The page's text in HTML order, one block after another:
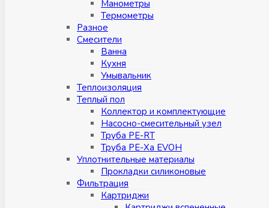
Манометры
Термометры
Разное
Смесители
Ванна
Кухня
Умывальник
Теплоизоляция
Теплый пол
Коллектор и комплектующие
Насосно-смесительный узел
Труба PE-RT
Труба PE-Xa EVOH
Уплотнительные материалы
Прокладки силиконовые
Фильтрация
Картриджи